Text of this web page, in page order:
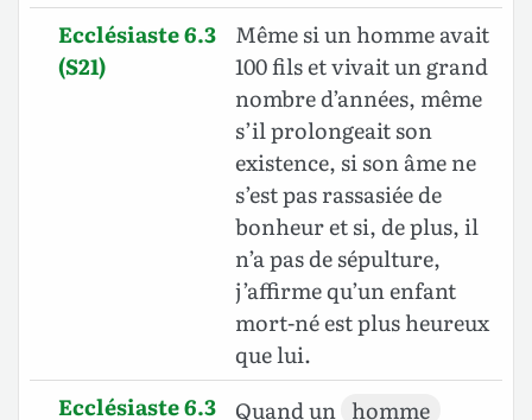
Ecclésiaste 6.3
(S21)
Même si un homme avait
100 fils et vivait un grand
nombre d’années, même
s’il prolongeait son
existence, si son âme ne
s’est pas rassasiée de
bonheur et si, de plus, il
n’a pas de sépulture,
j’affirme qu’un enfant
mort-né est plus heureux
que lui.
Ecclésiaste 6.3
Quand un homme